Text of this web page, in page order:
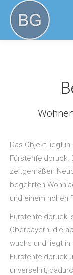
Das Objekt liegt
Fürstenfeldbruck.
zeitgemäßen
begehrten
und einem hohen
Fürstenfeldbruck
Oberbayern, die
wuchs und liegt
Fürstenfeldbruck
unversehrt,